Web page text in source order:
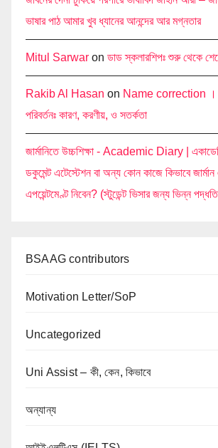
ভাষার পাঠ আমার খুব ধ্যানের আনন্দের আর মগ্নতার
Mitul Sarwar on ডাড স্কলারশিপঃ শুরু থেকে
Rakib Al Hasan on Name correction ।
পরিবর্তনঃ কারণ, করণীয়, ও সতর্কতা
জার্মানিতে উচ্চশিক্ষা - Academic Diary |
ডকুমেন্ট এটেস্টেশন বা অন্য কোন কাজে কিভাবে
এপয়েন্টমেণ্ট নিবেন? (স্টুডেন্ট ভিসার জন্য ভিন্ন
BSAAG contributors
Motivation Letter/SoP
Uncategorized
Uni Assist – কী, কেন, কিভাবে
অন্যান্য